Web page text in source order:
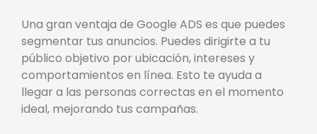
Una gran ventaja de Google ADS es que puedes
segmentar tus anuncios. Puedes dirigirte a tu
público objetivo por ubicación, intereses y
comportamientos en línea. Esto te ayuda a
llegar a las personas correctas en el momento
ideal, mejorando tus campañas.